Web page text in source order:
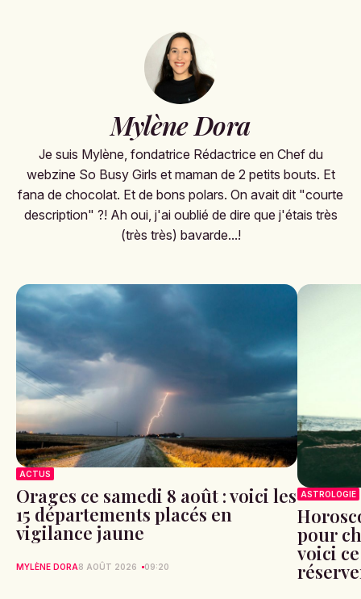
Mylène Dora
Je suis Mylène, fondatrice Rédactrice en Chef du
webzine So Busy Girls et maman de 2 petits bouts. Et
fana de chocolat. Et de bons polars. On avait dit "courte
description" ?! Ah oui, j'ai oublié de dire que j'étais très
(très très) bavarde...!
ACTUS
Orages ce samedi 8 août : voici les
15 départements placés en
vigilance jaune
MYLÈNE DORA8 AOÛT 2026 09:20
ASTROLOGIE
pour
voici